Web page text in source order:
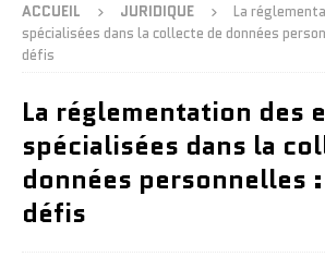
ACCUEIL JURIDIQUE
La
spécialisées dans la collecte de données
défis
La réglementation des
spécialisées dans la
données personnelles
défis